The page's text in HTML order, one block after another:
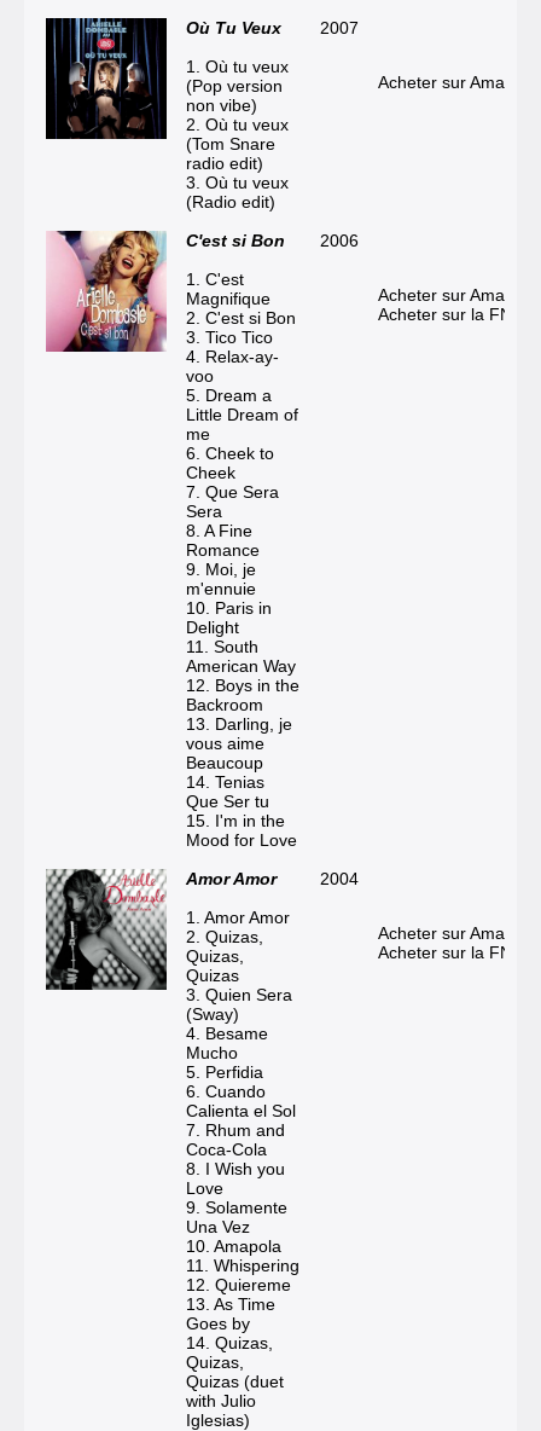
Où Tu Veux
1. Où tu veux
(Pop version
non vibe)
2. Où tu veux
(Tom Snare
radio edit)
3. Où tu veux
(Radio edit)
2007
Acheter sur Amazon
C'est si Bon
1. C'est
Magnifique
2. C'est si Bon
3. Tico Tico
4. Relax-ay-
voo
5. Dream a
Little Dream of
me
6. Cheek to
Cheek
7. Que Sera
Sera
8. A Fine
Romance
9. Moi, je
m'ennuie
10. Paris in
Delight
11. South
American Way
12. Boys in the
Backroom
13. Darling, je
vous aime
Beaucoup
14. Tenias
Que Ser tu
15. I'm in the
Mood for Love
2006
Acheter sur Amazon
Acheter sur la FNAC
Amor Amor
1. Amor Amor
2. Quizas,
Quizas,
Quizas
3. Quien Sera
(Sway)
4. Besame
Mucho
5. Perfidia
6. Cuando
Calienta el Sol
7. Rhum and
Coca-Cola
8. I Wish you
Love
9. Solamente
Una Vez
10. Amapola
11. Whispering
12. Quiereme
13. As Time
Goes by
14. Quizas,
Quizas,
Quizas (duet
with Julio
Iglesias)
2004
Acheter sur Amazon
Acheter sur la FNAC